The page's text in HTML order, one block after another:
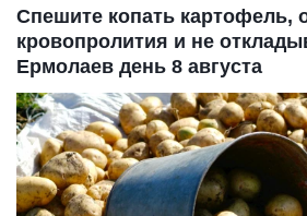
Спешите копать картофель,
кровопролития и не
Ермолаев день 8 августа